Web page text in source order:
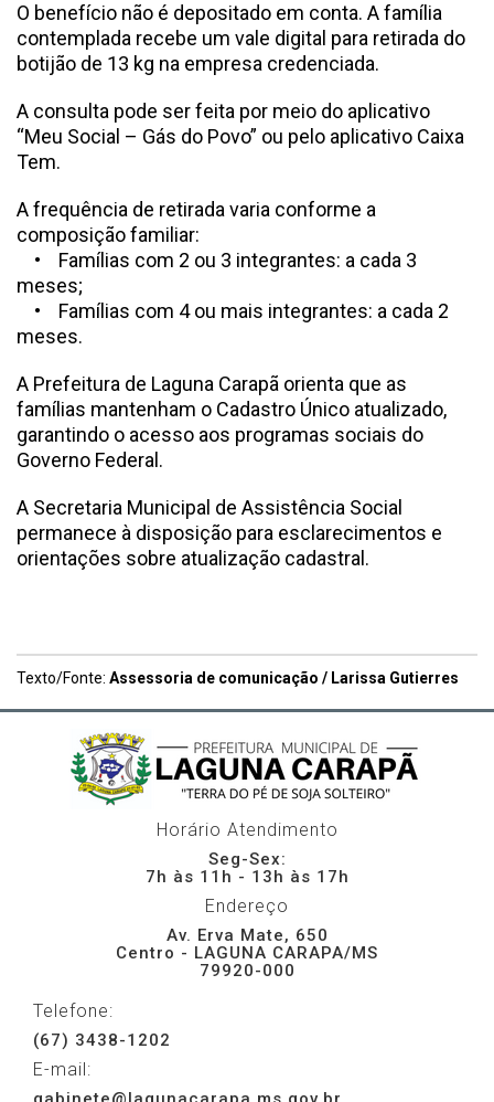
O benefício não é depositado em conta. A família
contemplada recebe um vale digital para retirada do
botijão de 13 kg na empresa credenciada.
A consulta pode ser feita por meio do aplicativo
“Meu Social – Gás do Povo” ou pelo aplicativo Caixa
Tem.
A frequência de retirada varia conforme a
composição familiar:
• Famílias com 2 ou 3 integrantes: a cada 3
meses;
• Famílias com 4 ou mais integrantes: a cada 2
meses.
A Prefeitura de Laguna Carapã orienta que as
famílias mantenham o Cadastro Único atualizado,
garantindo o acesso aos programas sociais do
Governo Federal.
A Secretaria Municipal de Assistência Social
permanece à disposição para esclarecimentos e
orientações sobre atualização cadastral.
Texto/Fonte: Assessoria de comunicação / Larissa Gutierres
Horário Atendimento
Seg-Sex:
7h às 11h - 13h às 17h
Endereço
Av. Erva Mate, 650
Centro - LAGUNA CARAPA/MS
79920-000
Telefone:
(67) 3438-1202
E-mail: